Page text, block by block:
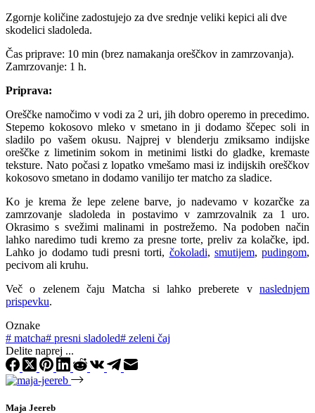
Zgornje količine zadostujejo za dve srednje veliki kepici ali dve
skodelici sladoleda.
Čas priprave: 10 min (brez namakanja oreščkov in zamrzovanja).
Zamrzovanje: 1 h.
Priprava:
Oreščke namočimo v vodi za 2 uri, jih dobro operemo in precedimo.
Stepemo kokosovo mleko v smetano in ji dodamo ščepec soli in
sladilo po vašem okusu. Najprej v blenderju zmiksamo indijske
oreščke z limetinim sokom in metinimi listki do gladke, kremaste
teksture. Nato počasi z lopatko vmešamo masi iz indijskih oreščkov
kokosovo smetano in dodamo vanilijo ter matcho za sladice.
Ko je krema že lepe zelene barve, jo nadevamo v kozarčke za
zamrzovanje sladoleda in postavimo v zamrzovalnik za 1 uro.
Okrasimo s svežimi malinami in postrežemo. Na podoben način
lahko naredimo tudi kremo za presne torte, preliv za kolačke, ipd.
Lahko jo dodamo tudi presni torti, čokoladi, smutijem, pudingom,
pecivom ali kruhu.
Več o zelenem čaju Matcha si lahko preberete v naslednjem
prispevku.
Oznake
# matcha# presni sladoled# zeleni čaj
Delite naprej ...
Maja Jeereb